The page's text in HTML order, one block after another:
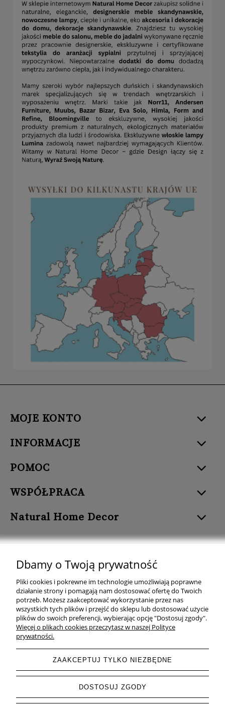
MOJE KONTO
INFORMACJE
POMOC
WSPÓŁPRACA
Natural Home Decor
Natural Home Decor | E-mail: sklep at naturalhomedecor.pl | Tel.:
507 707 299 | NIP: 7971800592 | REGON: 381429127
Copyright © 2026 - Naturalhomedecor.pl
Dbamy o Twoją prywatność
Pliki cookies i pokrewne im technologie umożliwiają poprawne
działanie strony i pomagają nam dostosować ofertę do Twoich
potrzeb. Możesz zaakceptować wykorzystanie przez nas
wszystkich tych plików i przejść do sklepu lub dostosować użycie
plików do swoich preferencji, wybierając opcję "Dostosuj zgody".
Więcej o plikach cookies przeczytasz w naszej Polityce
prywatności.
ZAAKCEPTUJ TYLKO NIEZBĘDNE
DOSTOSUJ ZGODY